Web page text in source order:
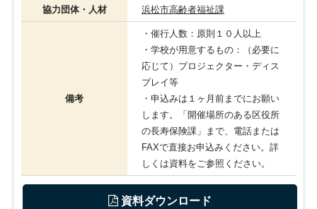
協力団体・人材 浜松市高齢者福祉課
備考
・催行人数：原則１０人以上
・学校が用意するもの：（必要に
応じて）プロジェクター・ディス
プレイ等
・申込みは１ヶ月前までにお願い
します。「開催場所のある区役所
の長寿保険課」まで、電話または
FAXで直接お申込みください。詳
しくは資料をご参照ください。
資料ダウンロード